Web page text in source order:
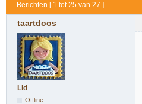
Berichten [ 1 tot 25 van 27 ]
taartdoos
Lid
Offline